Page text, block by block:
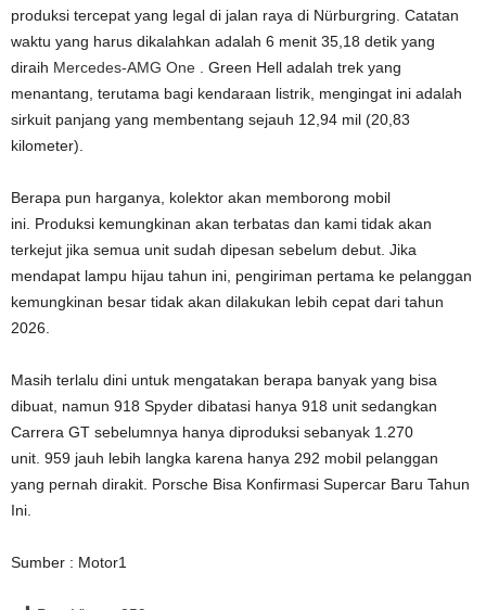
produksi tercepat yang legal di jalan raya di Nürburgring. Catatan
waktu yang harus dikalahkan adalah 6 menit 35,18 detik yang
diraih Mercedes-AMG One . Green Hell adalah trek yang
menantang, terutama bagi kendaraan listrik, mengingat ini adalah
sirkuit panjang yang membentang sejauh 12,94 mil (20,83
kilometer).
Berapa pun harganya, kolektor akan memborong mobil
ini. Produksi kemungkinan akan terbatas dan kami tidak akan
terkejut jika semua unit sudah dipesan sebelum debut. Jika
mendapat lampu hijau tahun ini, pengiriman pertama ke pelanggan
kemungkinan besar tidak akan dilakukan lebih cepat dari tahun
2026.
Masih terlalu dini untuk mengatakan berapa banyak yang bisa
dibuat, namun 918 Spyder dibatasi hanya 918 unit sedangkan
Carrera GT sebelumnya hanya diproduksi sebanyak 1.270
unit. 959 jauh lebih langka karena hanya 292 mobil pelanggan
yang pernah dirakit. Porsche Bisa Konfirmasi Supercar Baru Tahun
Ini.
Sumber : Motor1